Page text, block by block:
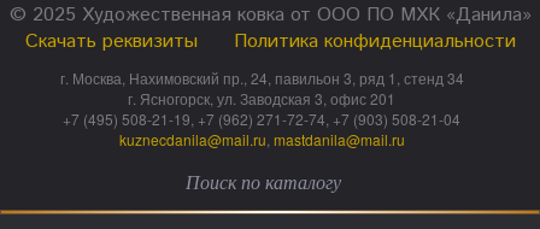
© 2025 Художественная ковка от ООО ПО МХК «Данила»
Скачать реквизиты
Политика конфиденциальности
г. Москва, Нахимовский пр., 24, павильон 3, ряд 1, стенд 34
г. Ясногорск, ул. Заводская 3, офис 201
+7 (495) 508-21-19, +7 (962) 271-72-74, +7 (903) 508-21-04
kuznecdanila@mail.ru mastdanila@mail.ru